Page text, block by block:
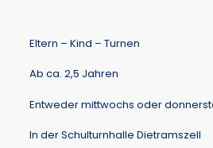
Eltern – Kind – Turnen
Ab ca. 2,5 Jahren
Entweder mittwochs oder
In der Schulturnhalle Dietramszell